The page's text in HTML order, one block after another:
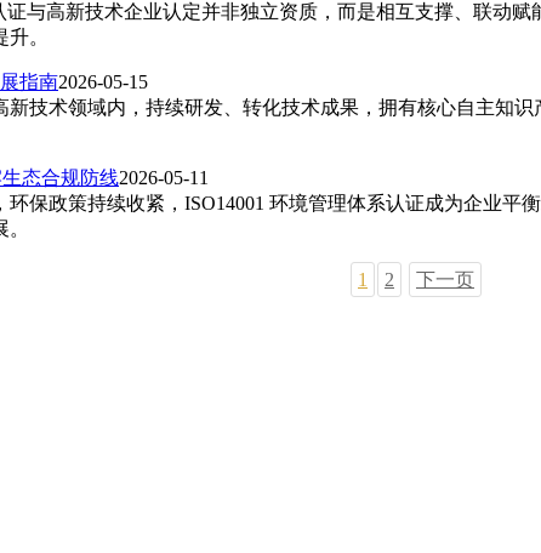
与高新技术企业认定并非独立资质，而是相互支撑、联动
。
指南2026-05-15
技术领域内，持续研发、转化技术成果，拥有核心自主知
态合规防线2026-05-11
保政策持续收紧，ISO14001 环境管理体系认证成为企业
1 2 下一页